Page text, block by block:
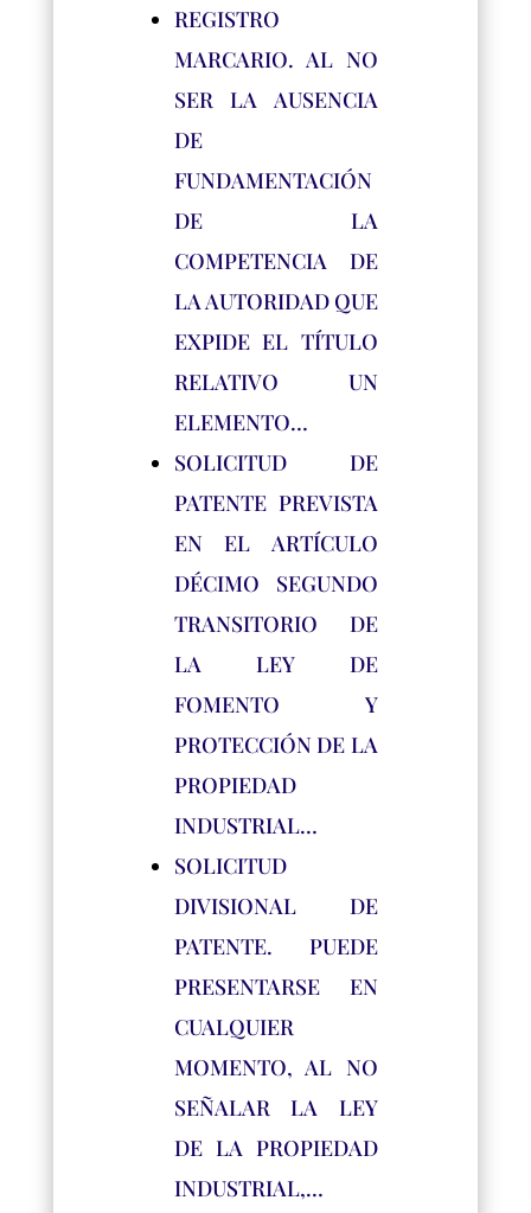
REGISTRO
MARCARIO. AL NO
SER LA AUSENCIA
DE
FUNDAMENTACIÓN
DE LA
COMPETENCIA DE
LA AUTORIDAD QUE
EXPIDE EL TÍTULO
RELATIVO UN
ELEMENTO…
SOLICITUD DE
PATENTE PREVISTA
EN EL ARTÍCULO
DÉCIMO SEGUNDO
TRANSITORIO DE
LA LEY DE
FOMENTO Y
PROTECCIÓN DE LA
PROPIEDAD
INDUSTRIAL…
SOLICITUD
DIVISIONAL DE
PATENTE. PUEDE
PRESENTARSE EN
CUALQUIER
MOMENTO, AL NO
SEÑALAR LA LEY
DE LA PROPIEDAD
INDUSTRIAL,…